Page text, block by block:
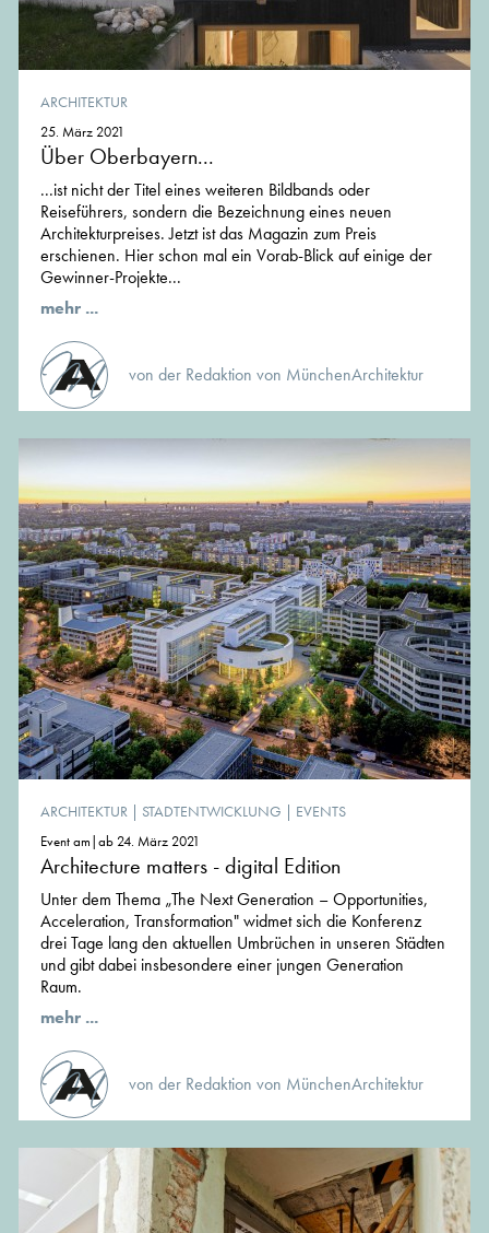
ARCHITEKTUR
25. März 2021
Über Oberbayern...
...ist nicht der Titel eines weiteren Bildbands oder
Reiseführers, sondern die Bezeichnung eines neuen
Architekturpreises. Jetzt ist das Magazin zum Preis
erschienen. Hier schon mal ein Vorab-Blick auf einige der
Gewinner-Projekte...
mehr ...
von der Redaktion von MünchenArchitektur
ARCHITEKTUR | STADTENTWICKLUNG | EVENTS
Event am|ab 24. März 2021
Architecture matters - digital Edition
Unter dem Thema „The Next Generation – Opportunities,
Acceleration, Transformation" widmet sich die Konferenz
drei Tage lang den aktuellen Umbrüchen in unseren Städten
und gibt dabei insbesondere einer jungen Generation
Raum.
mehr ...
von der Redaktion von MünchenArchitektur